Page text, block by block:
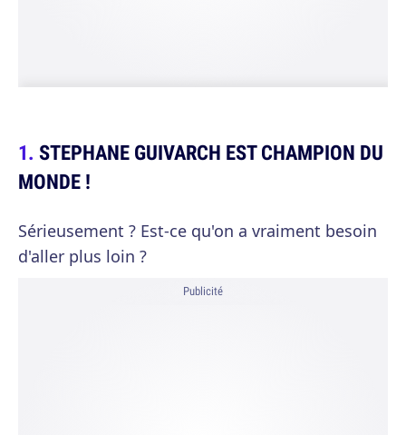
STEPHANE GUIVARCH EST CHAMPION DU
MONDE !
Sérieusement ? Est-ce qu'on a vraiment besoin
d'aller plus loin ?
Publicité